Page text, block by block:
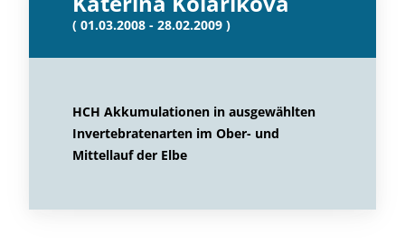
( 01.03.2008 - 28.02.2009 )
HCH Akkumulationen in ausgewählten
Invertebratenarten im Ober- und
Mittellauf der Elbe